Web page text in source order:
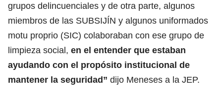
grupos delincuenciales y de otra parte, algunos
miembros de las SUBSIJÍN y algunos uniformados
motu proprio (SIC) colaboraban con ese grupo de
limpieza social, en el entender que estaban
ayudando con el propósito institucional de
mantener la seguridad” dijo Meneses a la JEP.